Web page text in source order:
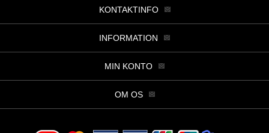
KONTAKTINFO
INFORMATION
MIN KONTO
OM OS